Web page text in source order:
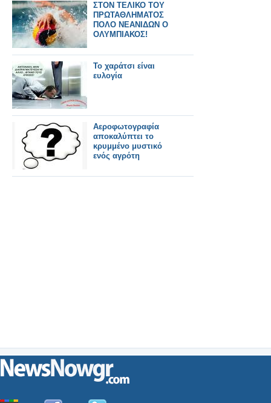
ΣΤΟΝ ΤΕΛΙΚΟ ΤΟΥ
ΠΡΩΤΑΘΛΗΜΑΤΟΣ
ΠΟΛΟ ΝΕΑΝΙΔΩΝ Ο
ΟΛΥΜΠΙΑΚΟΣ!
Το χαράτσι είναι
ευλογία
Αεροφωτογραφία
αποκαλύπτει το
κρυμμένο μυστικό
ενός αγρότη